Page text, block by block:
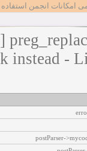
امکانات انجمن استفاده
instead -
postParser-